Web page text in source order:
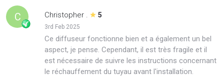
C Christopher . 5
3rd Feb 2025
Ce diffuseur fonctionne bien et a également un bel
aspect, je pense. Cependant, il est très fragile et il
est nécessaire de suivre les instructions concernant
le réchauffement du tuyau avant l'installation.